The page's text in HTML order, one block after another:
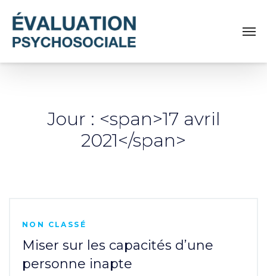
Jour : <span>17 avril
2021</span>
NON CLASSÉ
Miser sur les capacités d’une
personne inapte